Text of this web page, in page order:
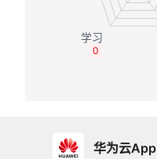
0
华为云App